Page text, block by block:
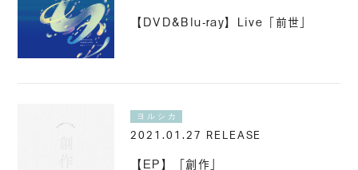
【DVD&Blu-ray】Live「前世」
ヨルシカ
2021.01.27 RELEASE
【EP】「創作」